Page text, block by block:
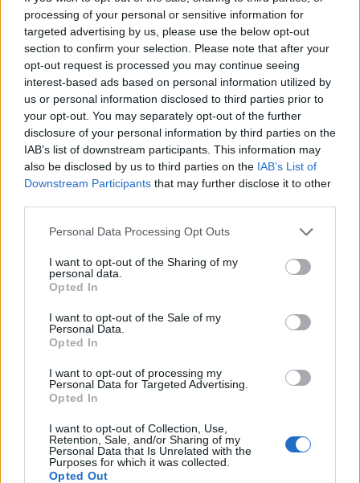
processing of your personal or sensitive information for
targeted advertising by us, please use the below opt-out
section to confirm your selection. Please note that after your
opt-out request is processed you may continue seeing
interest-based ads based on personal information utilized by
us or personal information disclosed to third parties prior to
your opt-out. You may separately opt-out of the further
disclosure of your personal information by third parties on the
IAB’s list of downstream participants. This information may
also be disclosed by us to third parties on the IAB’s List of
Downstream Participants that may further disclose it to other
Personal Data Processing Opt Outs
I want to opt-out of the Sharing of my
personal data.
Opted In
I want to opt-out of the Sale of my
Personal Data.
Opted In
I want to opt-out of processing my
Personal Data for Targeted Advertising.
Opted In
I want to opt-out of Collection, Use,
Retention, Sale, and/or Sharing of my
Personal Data that Is Unrelated with the
Purposes for which it was collected.
Opted Out
hospodářství.“
Zajímavé byly rovněž dotazy a panelová diskuse. Co může
město udělat, aby v této kritické době lidem pomohlo?
Zbyněk Petruška řekl, že „PCOE v současnosti využívá
energii, kterou vyrobí příspěvkové organizace, ale do
budoucna bude vykupovat energii i od jiných společenství.
Praha tedy nebude prodávat levnou energii, protože tu
bude poskytovat svým organizacím, ale bude ji kupovat.“
Jakub Maščuch vidí smysl fotovoltaiky spíše v tom, že
vytváří ostrůvky odolnosti, když selže síť. „Problém je, že
nemáme vyčíslenou energetickou bezpečnost, kdybychom
ukázaly v jiném měřítku. Dalším problémem pro rozvoj
obnovitelných zdrojů energie je množství mýtů, které
kolem nich existují. Obrovská škoda je, že se debata se
nevede racionálně, větrná energetika nemá společenskou
akceptaci, přitom má u nás 7GW potenciál,“ říká Maščuch.
Poslední dialog proběhne 10. června 2026 na téma
ve městě: Co Praha dělá a plánuje, aby ho lidé mohli
přežít?
reklama